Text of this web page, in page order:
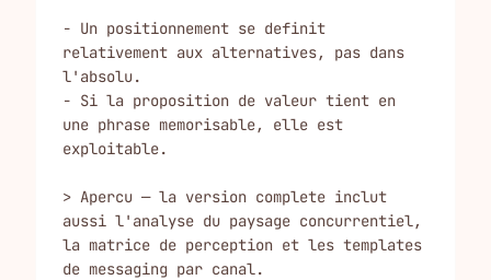
- Un positionnement se definit
relativement aux alternatives, pas dans
l'absolu.
- Si la proposition de valeur tient en
une phrase memorisable, elle est
exploitable.
> Apercu — la version complete inclut
aussi l'analyse du paysage concurrentiel,
la matrice de perception et les templates
de messaging par canal.